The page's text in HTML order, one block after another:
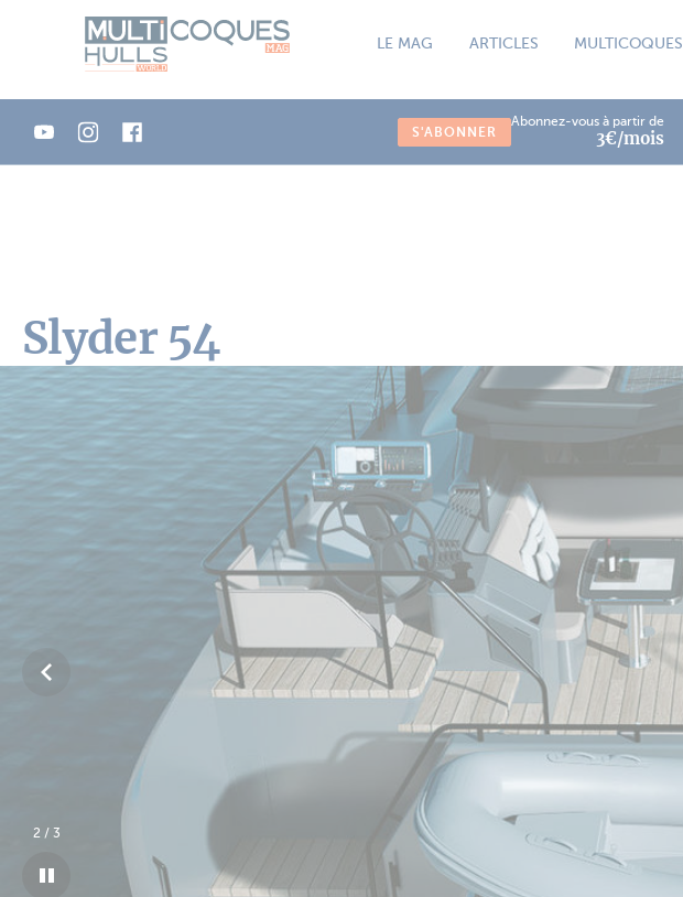
LE MAG ARTICLES MULTICOQUES
S'ABONNER
Abonnez-vous à partir de
3€/mois
Slyder 54
3 / 3
Panneau de gestion des cookies